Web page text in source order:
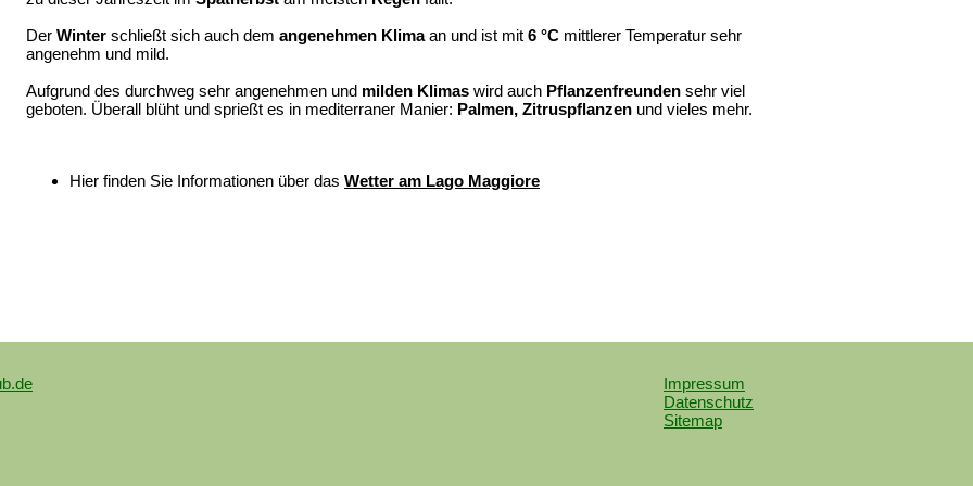
Der Winter schließt sich auch dem angenehmen Klimaan und ist mit 6 °C mittlerer Temperatur sehr
angenehm und mild.
Aufgrund des durchweg sehr angenehmen und milden Klimas wird auch Pflanzenfreunden sehr viel
geboten. Überall blüht und sprießt es in mediterraner Manier: Palmen, Zitruspflanzen und vieles mehr.
Hier finden Sie Informationen über das Wetter am Lago Maggiore
Impressum
Datenschutz
Sitemap